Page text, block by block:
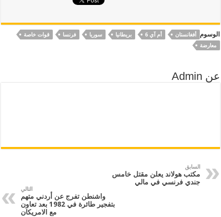
الوسوم أفغانستان أم آي 6 بريطانيا سوريا فرنسا
قوات خاصة
معارضة
عن Admin
السابق
مكتب هولاند يعلن مقتل خامس
جندي فرنسي في مالي
التالي
واشنطن تفرج عن أردني متهم
بتفجير طائرة في 1982 بعد تعاون
مع الامريكان